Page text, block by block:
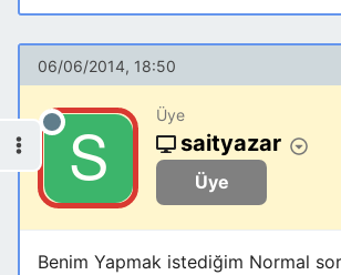
06/06/2014, 18:50
Üye
saityazar
Üye
Benim Yapmak istediğim Normal